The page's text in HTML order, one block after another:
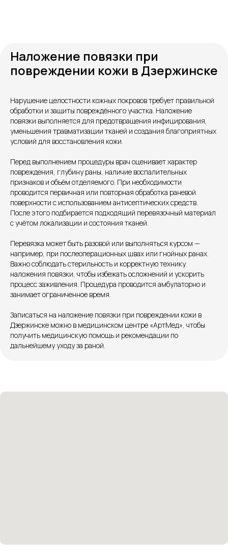
Наложение повязки при
повреждении кожи в Дзержинске
Нарушение целостности кожных покровов требует правильной
обработки и защиты повреждённого участка. Наложение
повязки выполняется для предотвращения инфицирования,
уменьшения травматизации тканей и создания благоприятных
условий для восстановления кожи.
Перед выполнением процедуры врач оценивает характер
повреждения, глубину раны, наличие воспалительных
признаков и объём отделяемого. При необходимости
проводится первичная или повторная обработка раневой
поверхности с использованием антисептических средств.
После этого подбирается подходящий перевязочный материал
с учётом локализации и состояния тканей.
Перевязка может быть разовой или выполняться курсом —
например, при послеоперационных швах или гнойных ранах.
Важно соблюдать стерильность и корректную технику
наложения повязки, чтобы избежать осложнений и ускорить
процесс заживления. Процедура проводится амбулаторно и
занимает ограниченное время.
Записаться на наложение повязки при повреждении кожи в
Дзержинске можно в медицинском центре «АртМед», чтобы
получить медицинскую помощь и рекомендации по
дальнейшему уходу за раной.
Пн.-пт. — с 08:00 до 20:00
Сб. — с 08:00 до 18:00
Вс. — с 08:00 до 15:00
+7 8313 248 248
Единый номер
Петрищева д.35.пом.3
Патоличева 21Д,П.1
На ремонте
Новый
Подписывайся